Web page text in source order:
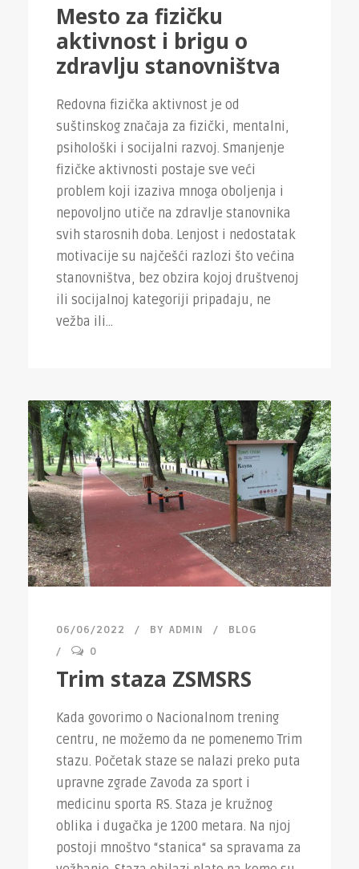
Mesto za fizičku
aktivnost i brigu o
zdravlju stanovništva
Redovna fizička aktivnost je od
suštinskog značaja za fizički, mentalni,
psihološki i socijalni razvoj. Smanjenje
fizičke aktivnosti postaje sve veći
problem koji izaziva mnoga oboljenja i
nepovoljno utiče na zdravlje stanovnika
svih starosnih doba. Lenjost i nedostatak
motivacije su najčešći razlozi što većina
stanovništva, bez obzira kojoj društvenoj
ili socijalnoj kategoriji pripadaju, ne
vežba ili...
06/06/2022 BY ADMIN
BLOG
0
Trim staza ZSMSRS
Kada govorimo o Nacionalnom trening
centru, ne možemo da ne pomenemo Trim
stazu. Početak staze se nalazi preko puta
upravne zgrade Zavoda za sport i
medicinu sporta RS. Staza je kružnog
oblika i dugačka je 1200 metara. Na njoj
postoji mnoštvo “stanica“ sa spravama za